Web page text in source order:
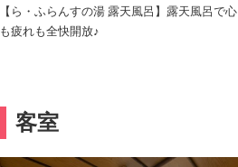
【ら・ふらんすの湯 露天風呂】露天風呂で心
も疲れも全快開放♪
客室